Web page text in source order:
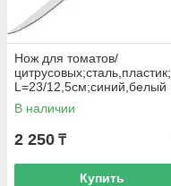
Нож для томатов/
цитрусовых;сталь,пластик;,
L=23/12,5см;синий,белый
В наличии
2 250 ₸
Купить